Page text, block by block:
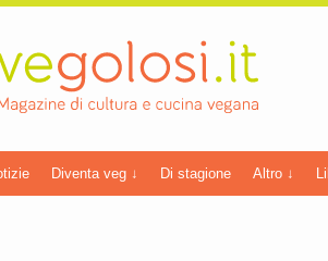
Diventa veg ↓ Di stagione Altro ↓